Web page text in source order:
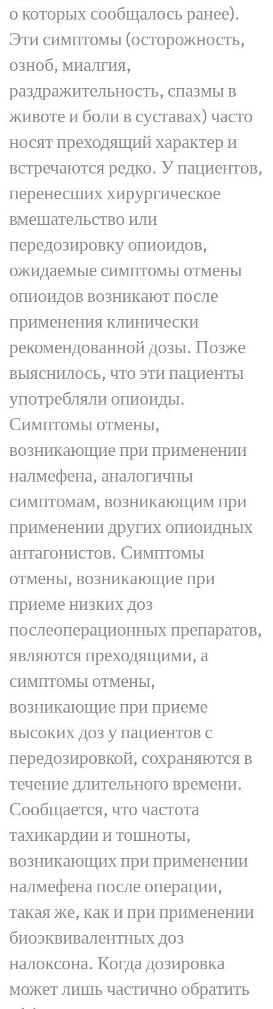
о которых сообщалось ранее).
Эти симптомы (осторожность,
озноб, миалгия,
раздражительность, спазмы в
животе и боли в суставах) часто
носят преходящий характер и
встречаются редко. У пациентов,
перенесших хирургическое
вмешательство или
передозировку опиоидов,
ожидаемые симптомы отмены
опиоидов возникают после
применения клинически
рекомендованной дозы. Позже
выяснилось, что эти пациенты
употребляли опиоиды.
Симптомы отмены,
возникающие при применении
налмефена, аналогичны
симптомам, возникающим при
применении других опиоидных
антагонистов. Симптомы
отмены, возникающие при
приеме низких доз
послеоперационных препаратов,
являются преходящими, а
симптомы отмены,
возникающие при приеме
высоких доз у пациентов с
передозировкой, сохраняются в
течение длительного времени.
Сообщается, что частота
тахикардии и тошноты,
возникающих при применении
налмефена после операции,
такая же, как и при применении
биоэквивалентных доз
налоксона. Когда дозировка
может лишь частично обратить